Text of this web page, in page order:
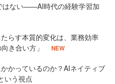
はない——AI時代の経験学習加
らす本質的変化は、業務効率
き合い方」
NEW
かっているのか？AIネイティブ
いう視点